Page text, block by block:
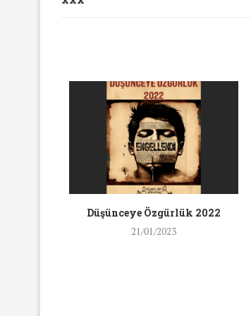
Düşünceye Özgürlük 2022
21/01/2023